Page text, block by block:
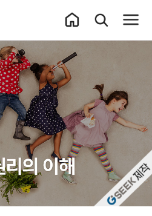
통합검색 레이
전체
자체개발 강좌G